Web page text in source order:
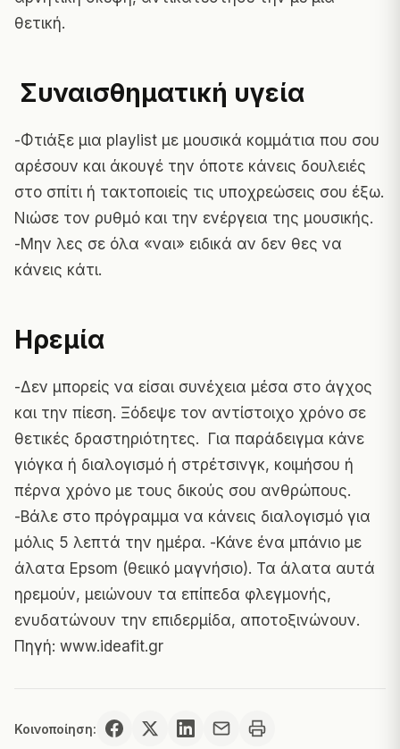
θετική.
Συναισθηματική υγεία
-Φτιάξε μια playlist με μουσικά κομμάτια που σου
αρέσουν και άκουγέ την όποτε κάνεις δουλειές
στο σπίτι ή τακτοποιείς τις υποχρεώσεις σου έξω.
Νιώσε τον ρυθμό και την ενέργεια της μουσικής.
-Μην λες σε όλα «ναι» ειδικά αν δεν θες να
κάνεις κάτι.
Ηρεμία
-Δεν μπορείς να είσαι συνέχεια μέσα στο άγχος
και την πίεση. Ξόδεψε τον αντίστοιχο χρόνο σε
θετικές δραστηριότητες. Για παράδειγμα κάνε
γιόγκα ή διαλογισμό ή στρέτσινγκ, κοιμήσου ή
πέρνα χρόνο με τους δικούς σου ανθρώπους.
-Βάλε στο πρόγραμμα να κάνεις διαλογισμό για
μόλις 5 λεπτά την ημέρα. -Κάνε ένα μπάνιο με
άλατα Epsom (θειικό μαγνήσιο). Τα άλατα αυτά
ηρεμούν, μειώνουν τα επίπεδα φλεγμονής,
ενυδατώνουν την επιδερμίδα, αποτοξινώνουν.
Πηγή: www.ideafit.gr
Κοινοποίηση: